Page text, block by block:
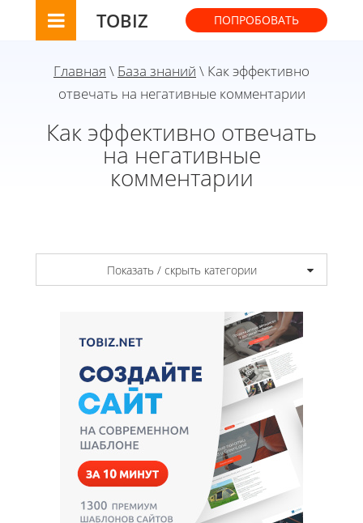
TOBIZ ПОПРОБОВАТЬ
Главная \ База знаний \ Как эффективно
отвечать на негативные комментарии
Как эффективно отвечать
на негативные
комментарии
Показать / скрыть категории